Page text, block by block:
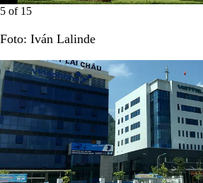
5 of 15
Foto: Iván Lalinde